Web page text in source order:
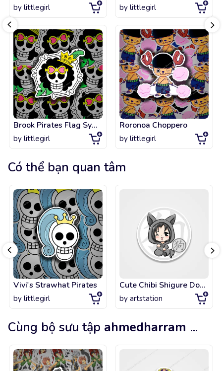
by littlegirl
Brook Pirates Flag Symbol - One Piece
by littlegirl
by littlegirl
Roronoa Choppero
by littlegirl
Có thể bạn quan tâm
Vivi's Strawhat Pirates
by littlegirl
Cute Chibi Shigure Dog Zodiac Fruits Basket
by artstation
Cùng bộ sưu tập ahmedharram ...